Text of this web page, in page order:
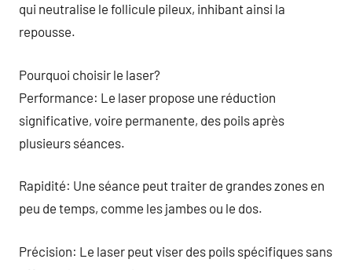
qui neutralise le follicule pileux, inhibant ainsi la
repousse.
Pourquoi choisir le laser?
Performance: Le laser propose une réduction
significative, voire permanente, des poils après
plusieurs séances.
Rapidité: Une séance peut traiter de grandes zones en
peu de temps, comme les jambes ou le dos.
Précision: Le laser peut viser des poils spécifiques sans